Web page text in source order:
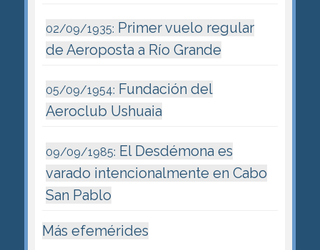
02/09/1935: Primer vuelo regular
de Aeroposta a Río Grande
05/09/1954: Fundación del
Aeroclub Ushuaia
09/09/1985: El Desdémona es
varado intencionalmente en Cabo
San Pablo
Más efemérides